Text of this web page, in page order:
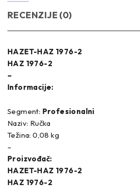
RECENZIJE (0)
HAZET-HAZ 1976-2
HAZ 1976-2
–
Informacije:
Segment: Profesionalni
Naziv: Ručka
Težina: 0,08 kg
–
Proizvođač:
HAZET-HAZ 1976-2
HAZ 1976-2